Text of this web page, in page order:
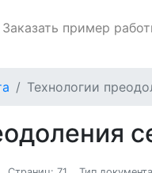
Заказать пример
Технологии